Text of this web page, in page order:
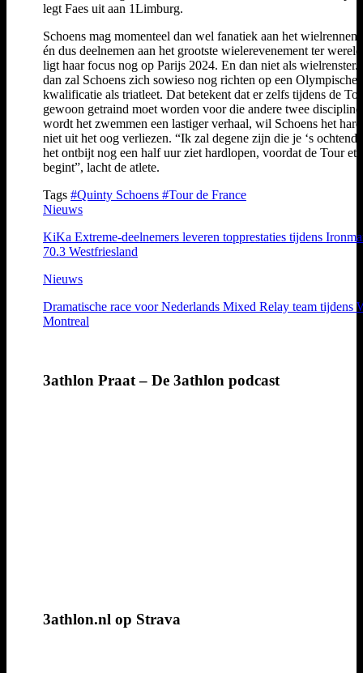
legt Faes uit aan 1Limburg.
Schoens mag momenteel dan wel fanatiek aan het wielrennen
én dus deelnemen aan het grootste wielerevenement ter
ligt haar focus nog op Parijs 2024. En dan niet als wielrenster.
dan zal Schoens zich sowieso nog richten op een Olympische
kwalificatie als triatleet. Dat betekent dat er zelfs tijdens de
gewoon getraind moet worden voor die andere twee
wordt het zwemmen een lastiger verhaal, wil Schoens het
niet uit het oog verliezen. “Ik zal degene zijn die je ‘s
het ontbijt nog een half uur ziet hardlopen, voordat de Tour
begint”, lacht de atlete.
Tags #Quinty Schoens #Tour de France
Nieuws
KiKa Extreme-deelnemers leveren topprestaties tijdens
70.3 Westfriesland
Nieuws
Dramatische race voor Nederlands Mixed Relay team tijdens
Montreal
3athlon Praat – De 3athlon podcast
3athlon.nl op Strava